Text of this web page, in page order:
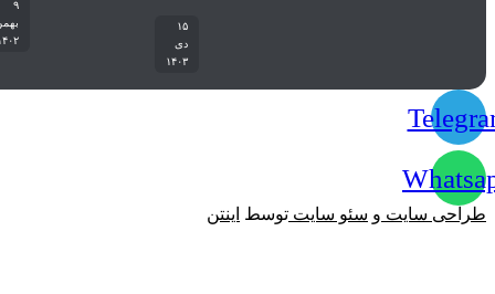
سایتوسئو سایتتوسطاینتن